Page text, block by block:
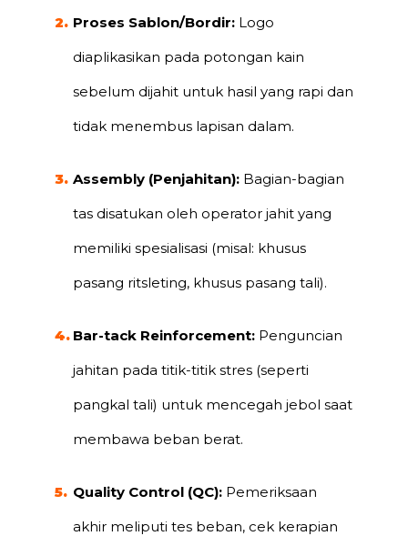
Proses Sablon/Bordir: Logo
diaplikasikan pada potongan kain
sebelum dijahit untuk hasil yang rapi dan
tidak menembus lapisan dalam.
Assembly (Penjahitan): Bagian-bagian
tas disatukan oleh operator jahit yang
memiliki spesialisasi (misal: khusus
pasang ritsleting, khusus pasang tali).
Bar-tack Reinforcement: Penguncian
jahitan pada titik-titik stres (seperti
pangkal tali) untuk mencegah jebol saat
membawa beban berat.
Quality Control (QC): Pemeriksaan
akhir meliputi tes beban, cek kerapian